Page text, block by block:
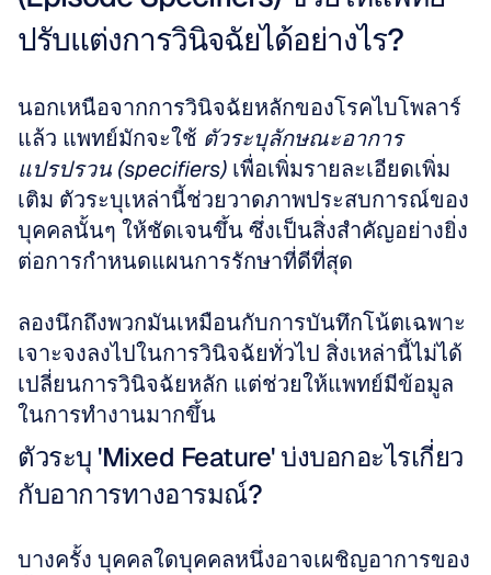
ปรับแต่งการวินิจฉัยได้อย่างไร?
นอกเหนือจากการวินิจฉัยหลักของโรคไบโพลาร์
แล้ว แพทย์มักจะใช้ ตัวระบุลักษณะอาการ
แปรปรวน (specifiers) เพื่อเพิ่มรายละเอียดเพิ่ม
เติม ตัวระบุเหล่านี้ช่วยวาดภาพประสบการณ์ของ
บุคคลนั้นๆ ให้ชัดเจนขึ้น ซึ่งเป็นสิ่งสำคัญอย่างยิ่ง
ต่อการกำหนดแผนการรักษาที่ดีที่สุด
ลองนึกถึงพวกมันเหมือนกับการบันทึกโน้ตเฉพาะ
เจาะจงลงไปในการวินิจฉัยทั่วไป สิ่งเหล่านี้ไม่ได้
เปลี่ยนการวินิจฉัยหลัก แต่ช่วยให้แพทย์มีข้อมูล
ในการทำงานมากขึ้น
ตัวระบุ 'Mixed Feature' บ่งบอกอะไรเกี่ยว
กับอาการทางอารมณ์?
บางครั้ง บุคคลใดบุคคลหนึ่งอาจเผชิญอาการของ